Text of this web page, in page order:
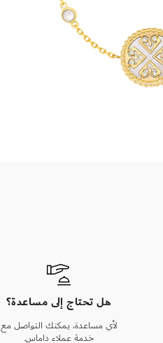
هل تحتاج إلى مساعدة؟
لأي مساعدة، يمكنك التواصل مع
خدمة عملاء داماس.